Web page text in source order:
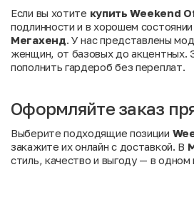
Если вы хотите купить Weekend
подлинности и в хорошем состоянии
Мегахенд. У нас представлены
женщин, от базовых до акцентных.
пополнить гардероб без переплат.
Оформляйте заказ
Выберите подходящие позиции
закажите их онлайн с доставкой. В
стиль, качество и выгоду — в одном